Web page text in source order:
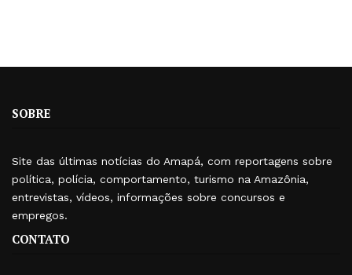
SOBRE
Site das últimas notícias do Amapá, com reportagens sobre
política, polícia, comportamento, turismo na Amazônia,
entrevistas, vídeos, informações sobre concursos e
empregos.
CONTATO